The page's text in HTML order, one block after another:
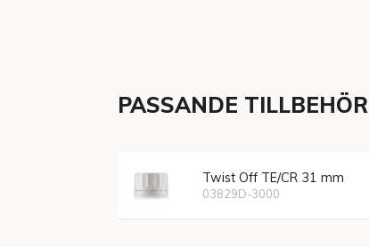
PASSANDE TILLBEHÖR
Twist Off TE/CR 31 mm
03829D-3000